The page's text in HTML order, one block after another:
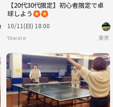
【20代30代限定】初心者限定で卓
球しよう🏵️🏵️
10/11(日) 18:00
Yawara 東京